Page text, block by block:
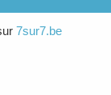
7sur7.be